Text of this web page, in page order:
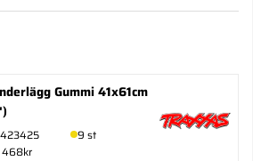
Gummi 41x61cm
423425
9 st
468kr